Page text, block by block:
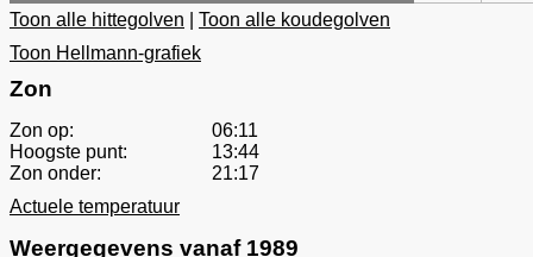
Toon alle hittegolven
Toon alle koudegolven
Toon Hellmann-grafiek
Zon
Zon op:
06:11
Hoogste punt:
13:44
Zon onder:
21:17
Actuele temperatuur
Weergegevens vanaf 1989